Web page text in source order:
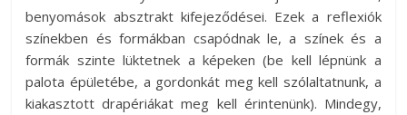
benyomások absztrakt kifejeződései. Ezek a reflexiók
színekben és formákban csapódnak le, a színek és a
formák szinte lüktetnek a képeken (be kell lépnünk a
palota épületébe, a gordonkát meg kell szólaltatnunk, a
kiakasztott drapériákat meg kell érintenünk). Mindegy,